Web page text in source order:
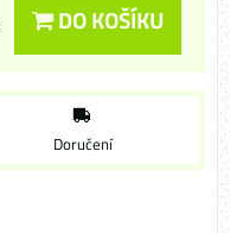
DO KOŠÍKU
Doručení